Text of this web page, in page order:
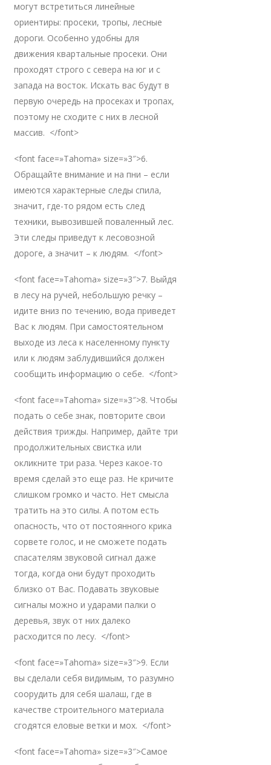
могут встретиться линейные
ориентиры: просеки, тропы, лесные
дороги. Особенно удобны для
движения квартальные просеки. Они
проходят строго с севера на юг и с
запада на восток. Искать вас будут в
первую очередь на просеках и тропах,
поэтому не сходите с них в лесной
массив. </font>
<font face=»Tahoma» size=»3″>6.
Обращайте внимание и на пни – если
имеются характерные следы спила,
значит, где-то рядом есть след
техники, вывозившей поваленный лес.
Эти следы приведут к лесовозной
дороге, а значит – к людям. </font>
<font face=»Tahoma» size=»3″>7. Выйдя
в лесу на ручей, небольшую речку –
идите вниз по течению, вода приведет
Вас к людям. При самостоятельном
выходе из леса к населенному пункту
или к людям заблудившийся должен
сообщить информацию о себе. </font>
<font face=»Tahoma» size=»3″>8. Чтобы
подать о себе знак, повторите свои
действия трижды. Например, дайте три
продолжительных свистка или
окликните три раза. Через какое-то
время сделай это еще раз. Не кричите
слишком громко и часто. Нет смысла
тратить на это силы. А потом есть
опасность, что от постоянного крика
сорвете голос, и не сможете подать
спасателям звуковой сигнал даже
тогда, когда они будут проходить
близко от Вас. Подавать звуковые
сигналы можно и ударами палки о
деревья, звук от них далеко
расходится по лесу. </font>
<font face=»Tahoma» size=»3″>9. Если
вы сделали себя видимым, то разумно
соорудить для себя шалаш, где в
качестве строительного материала
сгодятся еловые ветки и мох. </font>
<font face=»Tahoma» size=»3″>Самое